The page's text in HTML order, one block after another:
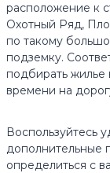
расположение к
Охотный Ряд,
по такому
подземку.
подбирать жилье
времени на
Воспользуйтесь
дополнительные
определиться с